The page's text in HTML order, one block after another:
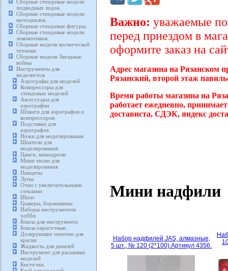
Сборные стендовые модели
подводных лодок.
Сборные стендовые модели
мотоциклов.
Сборные стендовые фигуры.
Сборные стендовые модели
локомотивов.
Сборные модели космической
техники
Сборные модели Звездные
войны
Инструменты для
моделистов
Аэрографы для моделей
Компрессоры для
стендовых моделей
Аксессуары для
аэрографии
Шланги для аэрографов и
компрессоров.
Подставки для
аэрографов
Ножи для моделирования
Шпатели для
моделирования
Цанги, минидрели
Мини тиски для
моделирования
Пинцеты
Лупы
Очки с увеличительными
стеклами
Шило
Граверы, бормашины.
Наборы инструментов
хобби
Боксы для инструмента
Боксы окрасочные.
Дозирующие пипетки для
краски
Жидкость для декалей
Инструмент для расшивки
моделей
Кисточки.
Важно: уважаемые
перед приездом в
оформите заказ на
Адрес магазина на Рязанском
Рязанский, второй этаж
Время работы магазина на
работает ежедневно,
достависта, СДЭК, яндекс
Мини надфили
Набор надфилей JAS, алмазные,
5 шт., № 120 (2*100).Артикул 4356.